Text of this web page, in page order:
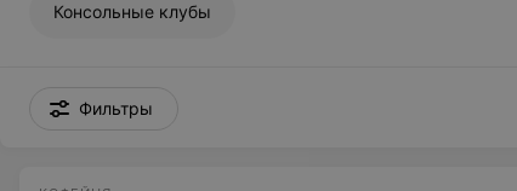
Консольные клубы
Фильтры